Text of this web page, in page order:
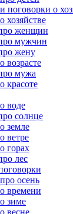
поговорки о
хозяйстве
женщин
мужчин
жену
возрасте
мужа
красоте
воде
солнце
земле
ветре
горах
лес
осень
времени
зиме
весне